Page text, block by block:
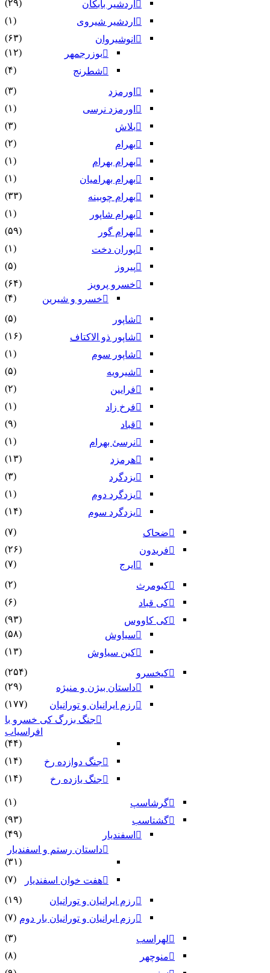
اردشیر بابکان
(۲۹)
اردشیر شیروی
(۱)
انوشیروان
(۶۳)
بوزرجمهر
(۱۲)
شطرنج
(۴)
اورمزد
(۳)
اورمزد نرسى‏
(۱)
بلاش
(۳)
بهرام
(۲)
بهرام بهرام
(۱)
بهرام بهرامیان‏
(۱)
بهرام چوبینه
(۳۳)
بهرام شاپور
(۱)
بهرام گور
(۵۹)
پوران دخت
(۱)
پیروز
(۵)
خسرو پرویز
(۶۴)
خسرو و شیرین
(۴)
شاپور
(۵)
شاپور ذو الاکتاف
(۱۶)
شاپور سوم‏
(۱)
شیرویه
(۵)
فرایین
(۲)
فرخ زاد
(۱)
قباد
(۹)
نرسئ بهرام‏
(۱)
هرمزد
(۱۳)
یزدگرد
(۳)
یزدگرد دوم
(۱)
یزدگرد سوم
(۱۴)
ضحاک
(۷)
فریدون
(۲۶)
ایرج
(۷)
کیومرث
(۲)
کی قباد
(۶)
کی کاووس
(۹۳)
سیاوش
(۵۸)
کین سیاوش
(۱۳)
کیخسرو
(۲۵۴)
داستان بیژن و منیژه
(۲۹)
رزم ایرانیان و تورانیان
(۱۷۷)
جنگ بزرگ کی خسرو با
افراسیاب
(۴۴)
جنگ دوازده رخ
(۱۴)
جنگ یازده رخ
(۱۴)
گرشاسپ
(۱)
گشتاسب
(۹۳)
اسفندیار
(۴۹)
داستان رستم و اسفندیار
(۳۱)
هفت خوان اسفندیار
(۷)
رزم ایرانیان و تورانیان
(۱۹)
رزم ایرانیان و تورانیان بار دوم (۷)
لهراسب
(۳)
منوچهر
(۸)